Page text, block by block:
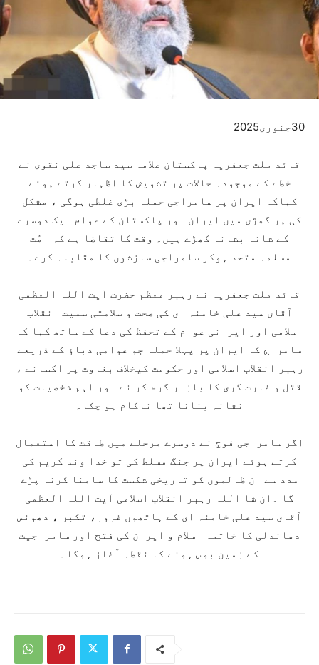
30جنوری2025
قائد ملت جعفریہ پاکستان علامہ سید ساجد علی نقوی نے
خطے کے موجودہ حالات پر تشویش کا اظہار کرتے ہوئے
کہاکہ ایران پر سامراجی حملہ بڑی غلطی ہوگی ، مشکل
کی ہر گھڑی میں ایران اور پاکستان کے عوام ایک دوسرے
کے شانہ بشانہ کھڑے ہیں۔ وقت کا تقاضا ہے کہ امُت
مسلمہ متحد ہوکر سامراجی سازشوں کا مقابلہ کرے۔
قائد ملت جعفریہ نے رہبر معظم حضرت آیت اللہ العظمی
آقای سید علی خامنہ ای کی صحت و سلامتی سمیت انقلاب
اسلامی اور ایرانی عوام کے تحفظ کی دعا کے ساتھ کہا کہ
سامراج کا ایران پر پہلا حملہ جو عوامی دباؤ کے ذریعے
رہبر انقلاب اسلامی اور حکومت کیخلاف بغاوت پر اکسانے ،
قتل و غارت گری کا بازار گرم کر نے اور اہم شخصیات کو
نشانہ بنانا تھا ناکام ہو چکا۔
اگر سامراجی فوج نے دوسرے مرحلے میں طاقت کا استعمال
کرتے ہوئے ایران پر جنگ مسلط کی تو خدا وند کریم کی
مدد سے ان ظالموں کو تاریخی شکست کا سامنا کرنا پڑے
گا ۔ان شا اللہ رہبر انقلاب اسلامی آیت اللہ العظمی
آقای سید علی خامنہ ای کے ہاتھوں غرور، تکبر ، دھونس
دھاندلی کا خاتمہ اسلام و ایران کی فتح اور سامراجیت
کے زمین بوس ہونے کا نقطہ آغاز ہوگا۔